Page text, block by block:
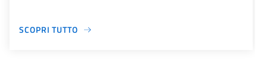
SCOPRI TUTTO